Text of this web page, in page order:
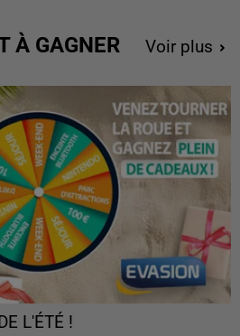
À GAGNER Voir plus
L'ÉTÉ !